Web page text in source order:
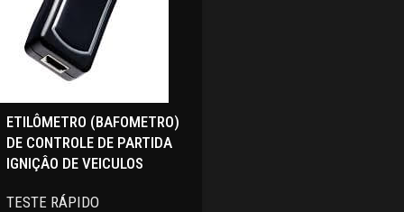
ETILÔMETRO (BAFOMETRO)
DE CONTROLE DE PARTIDA
IGNIÇÂO DE VEICULOS
TESTE RÁPIDO